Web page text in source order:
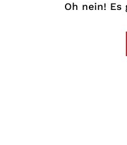
Oh nein! Es